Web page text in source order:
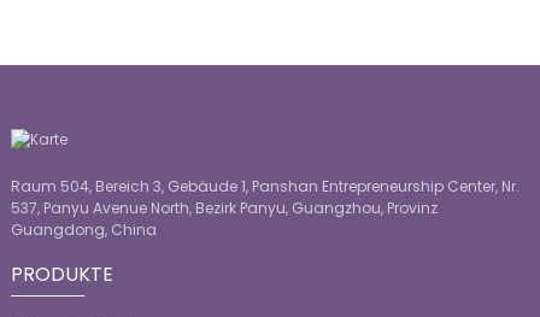
Raum 504, Bereich 3, Gebäude 1, Panshan Entrepreneurship Center, Nr.
537, Panyu Avenue North, Bezirk Panyu, Guangzhou, Provinz
Guangdong, China
PRODUKTE